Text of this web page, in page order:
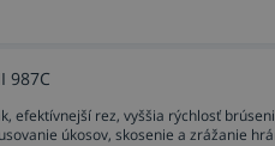
987C
efektívnejší rez, vyššia rýchlosť
úkosov, skosenie a zrážanie